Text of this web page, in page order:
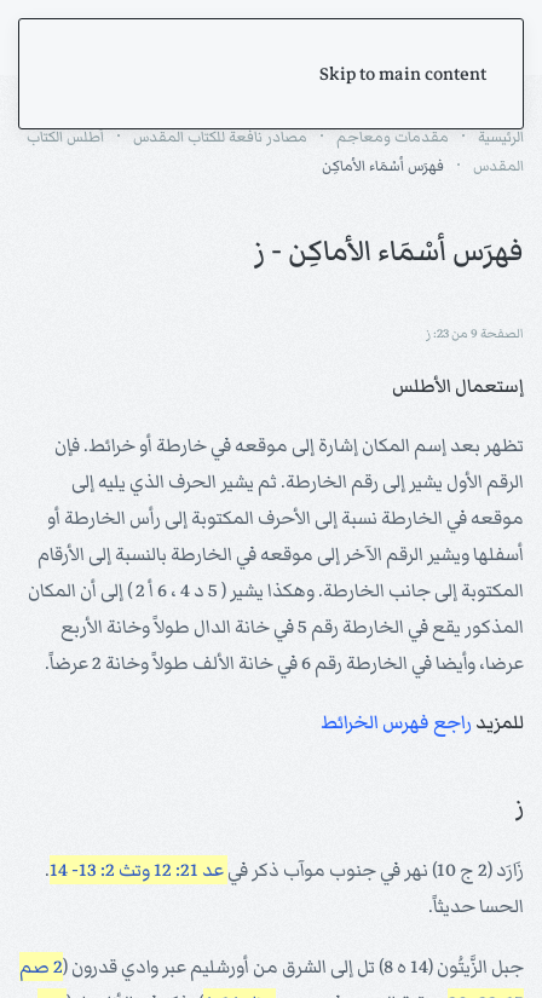
Skip to main content
الرئيسية مقدمات ومعاجم مصادر نافعة للكتاب المقدس
أطلس الكتاب
المقدس
فهرَس أسْمَاء الأماكِن
فهرَس أسْمَاء الأماكِن - ز
الصفحة 9 من 23: ز
إستعمال الأطلس
تظهر بعد إسم المكان إشارة إلى موقعه في خارطة أو خرائط. فإن
الرقم الأول يشير إلى رقم الخارطة. ثم يشير الحرف الذي يليه إلى
موقعه في الخارطة نسبة إلى الأحرف المكتوبة إلى رأس الخارطة أو
أسفلها ويشير الرقم الآخر إلى موقعه في الخارطة بالنسبة إلى الأرقام
المكتوبة إلى جانب الخارطة. وهكذا يشير ( 5 د 4 ، 6 أ 2 ) إلى أن المكان
المذكور يقع في الخارطة رقم 5 في خانة الدال طولاً وخانة الأربع
عرضا، وأيضا في الخارطة رقم 6 في خانة الألف طولاً وخانة 2 عرضاً.
للمزيد راجع فهرس الخرائط
ز
زَارَد (2 ج 10) نهر في جنوب موآب ذكر في عد 21: 12 وتث 2: 13- 14
.
الحسا حديثاً.
جبل الزَّيتُون (14 ه 8) تل إلى الشرق من أورشليم عبر وادي قدرون (
2 صم